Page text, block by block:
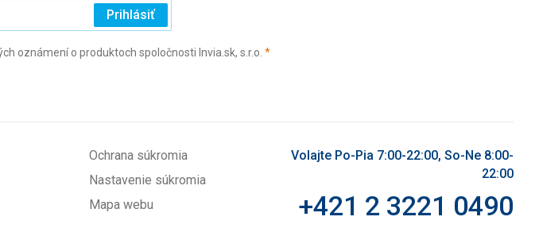
Prihlásiť
oznámení o produktoch spoločnosti Invia.sk, s.r.o. *(povinné)
Ochrana súkromia
Nastavenie súkromia
Mapa webu
Volajte Po-Pia 7:00-22:00, So-Ne 8:00-
22:00
+421 2 3221 0490